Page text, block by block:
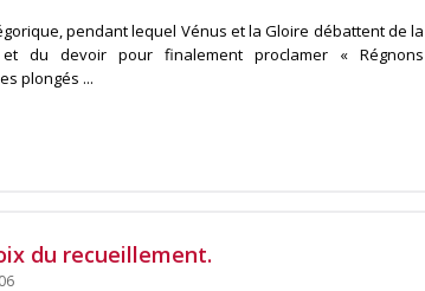
pendant lequel Vénus et la Gloire débattent de la
et du devoir pour finalement proclamer « Régnons
plongés ...
du recueillement.